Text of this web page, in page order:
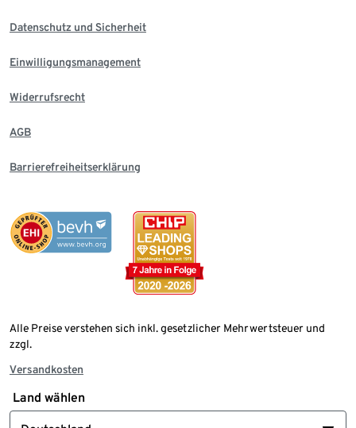
Datenschutz und Sicherheit
Einwilligungsmanagement
Widerrufsrecht
AGB
Barrierefreiheitserklärung
Alle Preise verstehen sich inkl. gesetzlicher Mehrwertsteuer und
zzgl.
Versandkosten
Land wählen